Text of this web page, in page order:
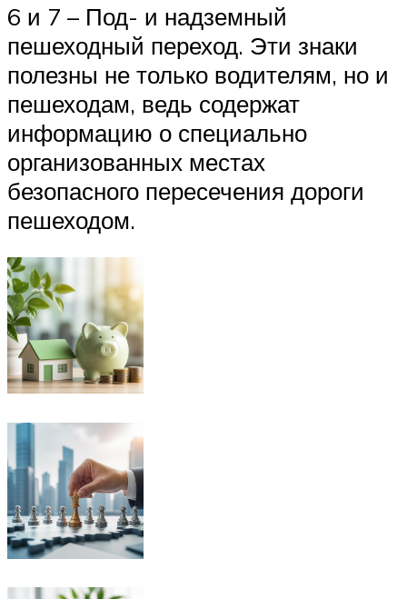
6 и 7 – Под- и надземный
пешеходный переход. Эти знаки
полезны не только водителям, но и
пешеходам, ведь содержат
информацию о специально
организованных местах
безопасного пересечения дороги
пешеходом.